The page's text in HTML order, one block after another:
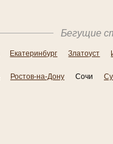
Бегущие
Екатеринбург Златоуст
Ростов-на-Дону Сочи